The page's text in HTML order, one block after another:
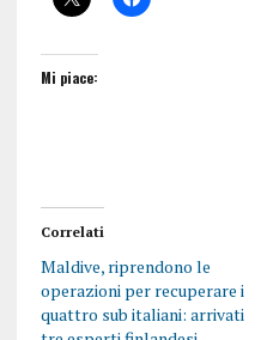
Mi piace:
Correlati
Maldive, riprendono le
operazioni per recuperare i
quattro sub italiani: arrivati